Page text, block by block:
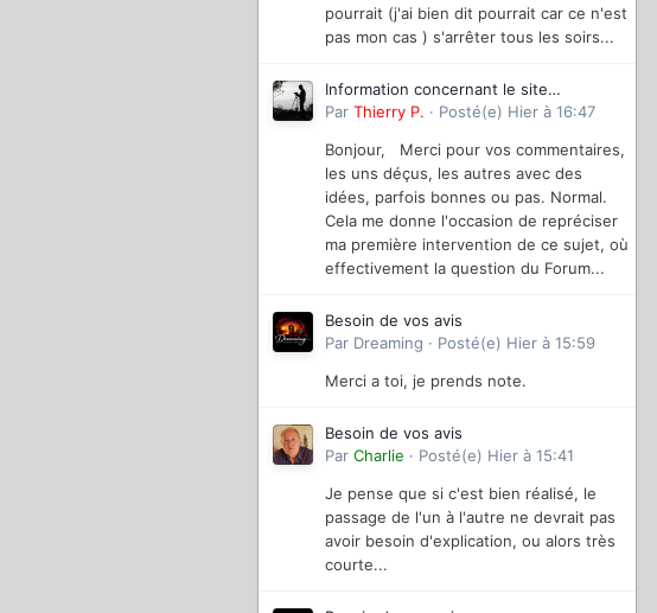
pourrait (j'ai bien dit pourrait car ce n'est
pas mon cas ) s'arrêter tous les soirs...
Information concernant le site
magazinevideo
Par Thierry P. · Posté(e) Hier à 16:47
Bonjour, Merci pour vos commentaires,
les uns déçus, les autres avec des
idées, parfois bonnes ou pas. Normal.
Cela me donne l'occasion de repréciser
ma première intervention de ce sujet, où
effectivement la question du Forum...
Besoin de vos avis
Par Dreaming · Posté(e) Hier à 15:59
Merci a toi, je prends note.
Besoin de vos avis
Par Charlie · Posté(e) Hier à 15:41
Je pense que si c'est bien réalisé, le
passage de l'un à l'autre ne devrait pas
avoir besoin d'explication, ou alors très
courte...